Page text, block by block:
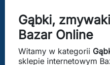
Gąbki,
Bazar Online
Witamy w kategorii
sklepie internetowym